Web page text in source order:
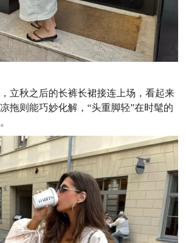
立秋之后的长裤长裙接连上场，看起来
拖则能巧妙化解，“头重脚轻”在时髦的